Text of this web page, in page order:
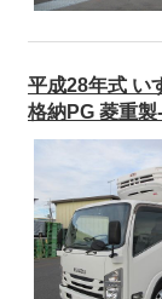
平成28年式 い
格納PG 菱重
トン 150馬力